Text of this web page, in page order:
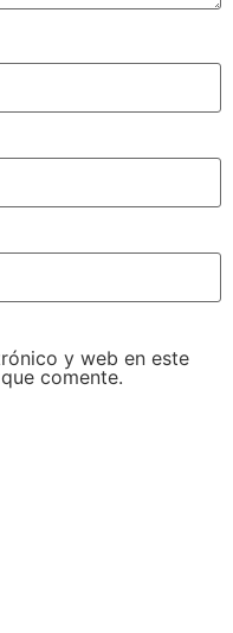
y web en este
comente.